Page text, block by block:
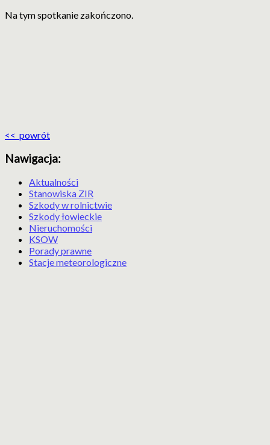
Na tym spotkanie zakończono.
<< powrót
Nawigacja:
Aktualności
Stanowiska ZIR
Szkody w rolnictwie
Szkody łowieckie
Nieruchomości
KSOW
Porady prawne
Stacje meteorologiczne